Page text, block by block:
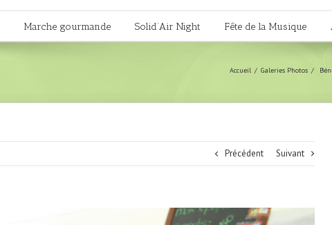
Marche gourmande Solid’Air Night Fête de la Musique
Accueil Galeries Photos
Précédent Suivant